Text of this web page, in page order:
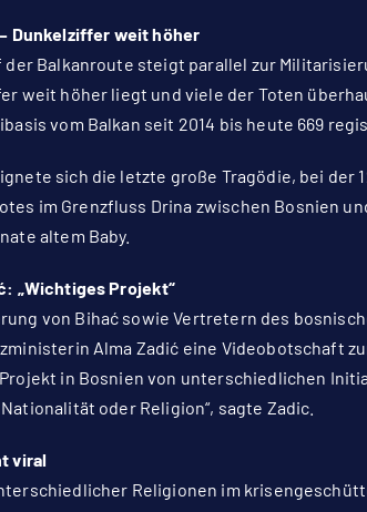
Dunkelziffer weit höher
der Balkanroute steigt parallel zur
weit höher liegt und viele der Toten
vom Balkan seit 2014 bis heute 669
sich die letzte große Tragödie, bei der
im Grenzfluss Drina zwischen Bosnien
altem Baby.
„Wichtiges Projekt“
von Bihać sowie Vertretern des
Alma Zadić eine Videobotschaft
in Bosnien von unterschiedlichen
oder Religion“, sagte Zadic.
viral
Religionen im